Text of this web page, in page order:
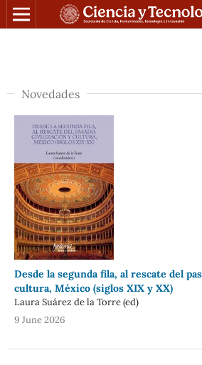
Novedades
Desde la segunda fila, al rescate del
cultura, México (siglos XIX y XX)
Laura Suárez de la Torre (ed)
9 June 2026